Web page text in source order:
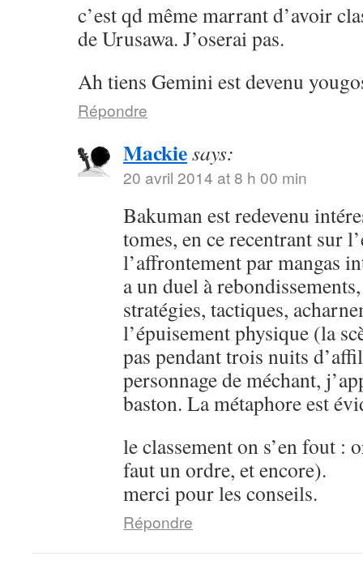
c’est qd même marrant d’avoir
de Urusawa. J’oserai pas.
Ah tiens Gemini est devenu
Répondre
Mackiesays:
20 avril 2014 at 8 h 00 min
Bakuman est redevenu
tomes, en ce recentrant sur
l’affrontement par mangas
a un duel à
stratégies, tactiques,
l’épuisement physique (la
pas pendant trois nuits
personnage de méchant,
baston. La métaphore est
le classement on s’en fout :
faut un ordre, et encore).
merci pour les conseils.
Répondre